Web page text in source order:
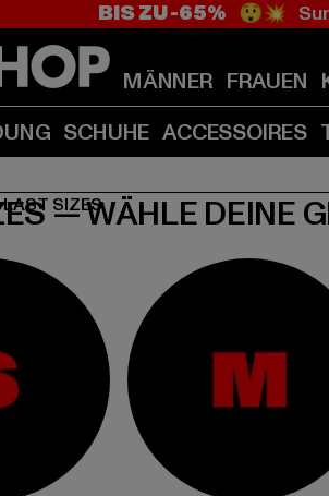
BIS ZU -65% 😲💥
MÄNNER FRAUEN
SCHUHE ACCESSOIRES
LAST SIZES— WÄHLE DEINE